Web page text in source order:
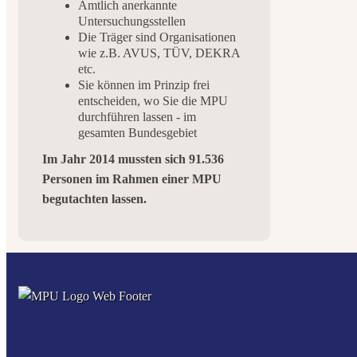
Amtlich anerkannte
Untersuchungsstellen
Die Träger sind Organisationen
wie z.B. AVUS, TÜV, DEKRA
etc.
Sie können im Prinzip frei
entscheiden, wo Sie die MPU
durchführen lassen - im
gesamten Bundesgebiet
Im Jahr 2014 mussten sich 91.536
Personen im Rahmen einer MPU
begutachten lassen.